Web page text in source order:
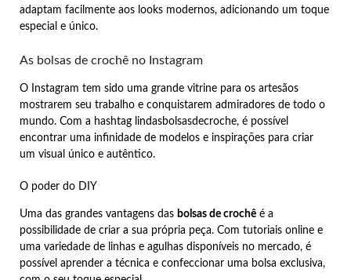
adaptam facilmente aos looks modernos, adicionando um toque
especial e único.
As bolsas de crochê no Instagram
O Instagram tem sido uma grande vitrine para os artesãos
mostrarem seu trabalho e conquistarem admiradores de todo o
mundo. Com a hashtag lindasbolsasdecroche, é possível
encontrar uma infinidade de modelos e inspirações para criar
um visual único e autêntico.
O poder do DIY
Uma das grandes vantagens das bolsas de crochê é a
possibilidade de criar a sua própria peça. Com tutoriais online e
uma variedade de linhas e agulhas disponíveis no mercado, é
possível aprender a técnica e confeccionar uma bolsa exclusiva,